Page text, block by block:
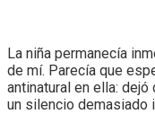
La niña permanecía
de mí. Parecía que
antinatural en ella:
un silencio demasiado